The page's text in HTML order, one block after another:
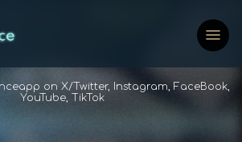
on X/Twitter, Instagram, FaceBook,
YouTube, TikTok